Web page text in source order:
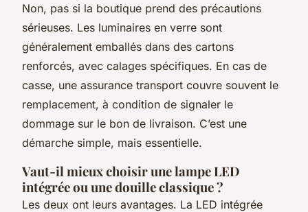
Non, pas si la boutique prend des précautions
sérieuses. Les luminaires en verre sont
généralement emballés dans des cartons
renforcés, avec calages spécifiques. En cas de
casse, une assurance transport couvre souvent le
remplacement, à condition de signaler le
dommage sur le bon de livraison. C’est une
démarche simple, mais essentielle.
Vaut-il mieux choisir une lampe LED
intégrée ou une douille classique ?
Les deux ont leurs avantages. La LED intégrée